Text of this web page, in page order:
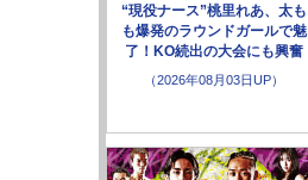
“現役ナース”桃里れあ、太も
も爆発のラウンドガールで魅
了！KO続出の大会にも興奮
（2026年08月03日UP）